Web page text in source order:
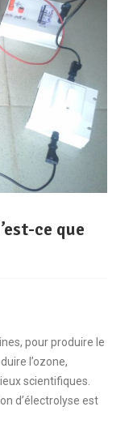
ce que
pour produire le
l’ozone,
scientifiques.
d’électrolyse est